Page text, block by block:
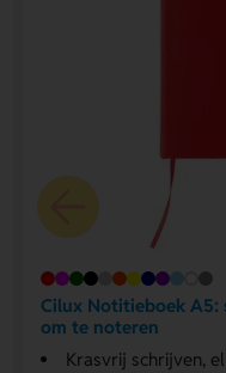
Cilux Notitieboek A5:
om te noteren
Krasvrij schrijven,